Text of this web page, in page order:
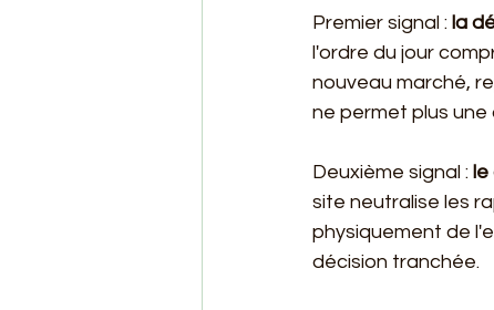
Premier signal : la
l'ordre du jour
nouveau marché,
ne permet plus
Deuxième signal :
site neutralise les
physiquement de
décision tranchée.